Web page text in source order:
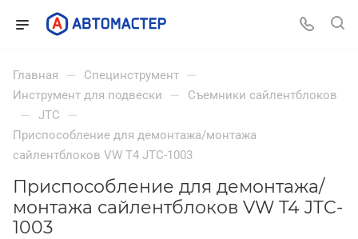
Главная — Специнструмент —
Инструмент для подвески — Съемники сайлентблоков
— JTC —
Приспособление для демонтажа/монтажа
сайлентблоков VW T4 JTC-1003
Приспособление для демонтажа/
монтажа сайлентблоков VW T4 JTC-
1003